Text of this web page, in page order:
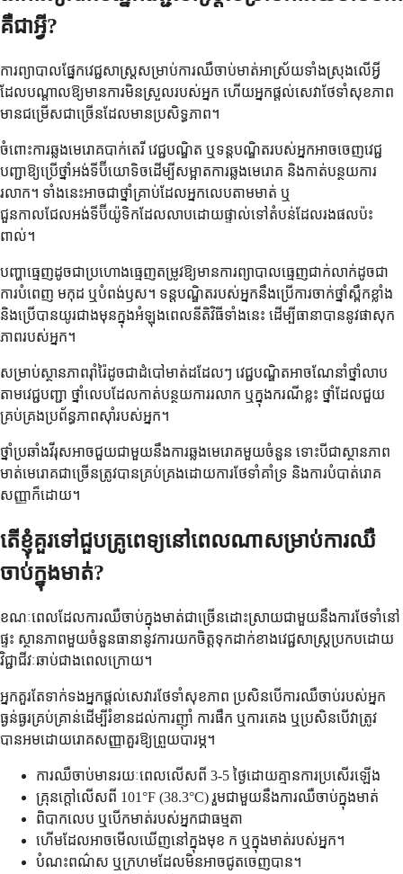
គឺជាអ្វី?
ការព្យាបាលផ្នែកវេជ្ជសាស្ត្រសម្រាប់ការឈឺចាប់មាត់អាស្រ័យទាំងស្រុងលើអ្វី
ដែលបណ្តាលឱ្យមានការមិនស្រួលរបស់អ្នក ហើយអ្នកផ្តល់សេវាថែទាំសុខភាព
មានជម្រើសជាច្រើនដែលមានប្រសិទ្ធភាព។
ចំពោះការឆ្លងមេរោគបាក់តេរី វេជ្ជបណ្ឌិត ឬទន្តបណ្ឌិតរបស់អ្នកអាចចេញវេជ្ជ
បញ្ជាឱ្យប្រើថ្នាំអង់ទីប៊ីយោទិចដើម្បីសម្អាតការឆ្លងមេរោគ និងកាត់បន្ថយការ
រលាក។ ទាំងនេះអាចជាថ្នាំគ្រាប់ដែលអ្នកលេបតាមមាត់ ឬ
ជួនកាលជែលអង់ទីប៊ីយ៉ូទិកដែលលាបដោយផ្ទាល់ទៅតំបន់ដែលរងផលប៉ះ
ពាល់។
បញ្ហាធ្មេញដូចជាប្រហោងធ្មេញតម្រូវឱ្យមានការព្យាបាលធ្មេញជាក់លាក់ដូចជា
ការបំពេញ មកុដ ឬបំពង់ឫស។ ទន្តបណ្ឌិតរបស់អ្នកនឹងប្រើការចាក់ថ្នាំស្ពឹកខ្លាំង
និងប្រើបានយូរជាងមុនក្នុងអំឡុងពេលនីតិវិធីទាំងនេះ ដើម្បីធានាបាននូវផាសុក
ភាពរបស់អ្នក។
សម្រាប់ស្ថានភាពរ៉ាំរ៉ៃដូចជាដំបៅមាត់ដដែលៗ វេជ្ជបណ្ឌិតអាចណែនាំថ្នាំលាប
តាមវេជ្ជបញ្ជា ថ្នាំលេបដែលកាត់បន្ថយការរលាក ឬក្នុងករណីខ្លះ ថ្នាំដែលជួយ
គ្រប់គ្រងប្រព័ន្ធភាពស៊ាំរបស់អ្នក។
ថ្នាំប្រឆាំងវីរុសអាចជួយជាមួយនឹងការឆ្លងមេរោគមួយចំនួន ទោះបីជាស្ថានភាព
មាត់មេរោគជាច្រើនត្រូវបានគ្រប់គ្រងដោយការថែទាំគាំទ្រ និងការបំបាត់រោគ
សញ្ញាក៏ដោយ។
តើខ្ញុំគួរទៅជួបគ្រូពេទ្យនៅពេលណាសម្រាប់ការឈឺ
ចាប់ក្នុងមាត់?
ខណៈពេលដែលការឈឺចាប់ក្នុងមាត់ជាច្រើនដោះស្រាយជាមួយនឹងការថែទាំនៅ
ផ្ទះ ស្ថានភាពមួយចំនួនធានានូវការយកចិត្តទុកដាក់ខាងវេជ្ជសាស្ត្រប្រកបដោយ
វិជ្ជាជីវៈឆាប់ជាងពេលក្រោយ។
អ្នកគួរតែទាក់ទងអ្នកផ្តល់សេវារថែទាំសុខភាព ប្រសិនបើការឈឺចាប់របស់អ្នក
ធ្ងន់ធ្ងរគ្រប់គ្រាន់ដើម្បីរំខានដល់ការញ៉ាំ ការផឹក ឬការគេង ឬប្រសិនបើវាត្រូវ
បានអមដោយរោគសញ្ញាគួរឱ្យព្រួយបារម្ភ។
ការឈឺចាប់មានរយៈពេលលើសពី 3-5 ថ្ងៃដោយគ្មានការប្រសើរឡើង
គ្រុនក្តៅលើសពី 101°F (38.3°C) រួមជាមួយនឹងការឈឺចាប់ក្នុងមាត់
ពិបាកលេប ឬបើកមាត់របស់អ្នកជាធម្មតា
ហើមដែលអាចមើលឃើញនៅក្នុងមុខ ក ឬក្នុងមាត់របស់អ្នក។
បំណះពណ៌ស ឬក្រហមដែលមិនអាចជូតចេញបាន។